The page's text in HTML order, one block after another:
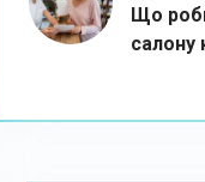
Що
салону